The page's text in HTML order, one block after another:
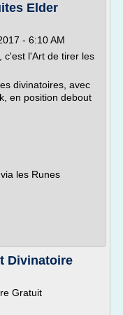
Elder
- 6:10 AM
c'est l'Art de tirer les
divinatoires, avec
en position debout
les Runes
Divinatoire
Gratuit